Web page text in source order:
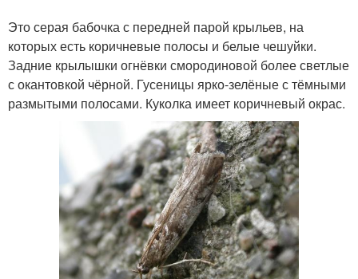
Это серая бабочка с передней парой крыльев, на
которых есть коричневые полосы и белые чешуйки.
Задние крылышки огнёвки смородиновой более светлые
с окантовкой чёрной. Гусеницы ярко-зелёные с тёмными
размытыми полосами. Куколка имеет коричневый окрас.